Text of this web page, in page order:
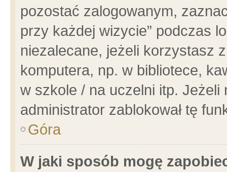
pozostać zalogowanym,
przy każdej wizycie” podczas
niezalecane, jeżeli korzystasz
komputera, np. w bibliotece,
w szkole / na uczelni itp.
administrator zablokował tę
Góra
W jaki sposób mogę